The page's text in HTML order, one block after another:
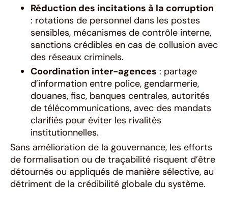
Réduction des incitations à la corruption
: rotations de personnel dans les postes
sensibles, mécanismes de contrôle interne,
sanctions crédibles en cas de collusion avec
des réseaux criminels.
Coordination inter-agences : partage
d’information entre police, gendarmerie,
douanes, fisc, banques centrales, autorités
de télécommunications, avec des mandats
clarifiés pour éviter les rivalités
institutionnelles.
Sans amélioration de la gouvernance, les efforts
de formalisation ou de traçabilité risquent d’être
détournés ou appliqués de manière sélective, au
détriment de la crédibilité globale du système.